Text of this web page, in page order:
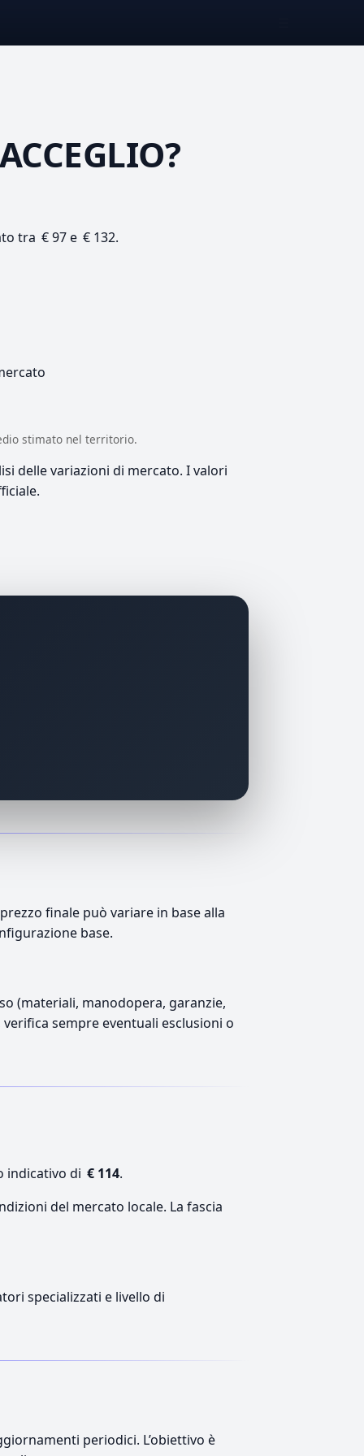
tra € 97 e € 132.
stimato nel territorio.
delle variazioni di mercato. I valori
finale può variare in base alla
base.
(materiali, manodopera, garanzie,
sempre eventuali esclusioni o
indicativo di € 114.
del mercato locale. La fascia
specializzati e livello di
periodici. L’obiettivo è